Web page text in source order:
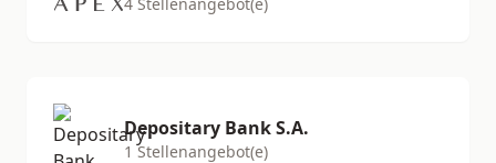
Depositary Bank S.A.
1 Stellenangebot(e)